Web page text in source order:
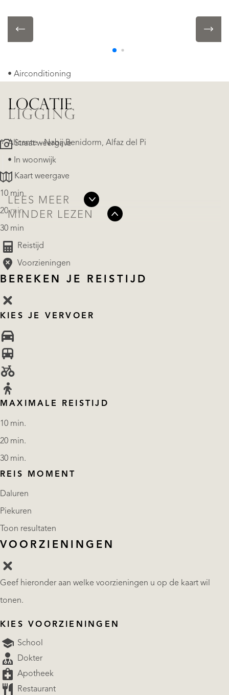
OBJECTKENMERKEN
• Airconditioning
LIGGING
Alicante - Nabij Benidorm, Alfaz del Pi
• In woonwijk
LEES MEER
MINDER LEZEN
LOCATIE
Straat weergave
Kaart weergave
10 min
20 min
30 min
Reistijd
Voorzieningen
BEREKEN JE REISTIJD
KIES JE VERVOER
MAXIMALE REISTIJD
10 min.
20 min.
30 min.
REIS MOMENT
Daluren
Piekuren
Toon resultaten
VOORZIENINGEN
Geef hieronder aan welke voorzieningen u op de kaart wil
tonen.
KIES VOORZIENINGEN
School
Dokter
Apotheek
Restaurant